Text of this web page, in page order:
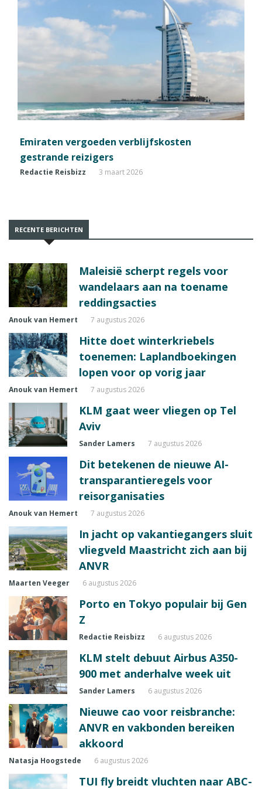
Emiraten vergoeden verblijfskosten
gestrande reizigers
Redactie Reisbizz 3 maart 2026
RECENTE BERICHTEN
Maleisië scherpt regels voor
wandelaars aan na toename
reddingsacties
Anouk van Hemert 7 augustus 2026
Hitte doet winterkriebels
toenemen: Laplandboekingen
lopen voor op vorig jaar
Anouk van Hemert 7 augustus 2026
KLM gaat weer vliegen op Tel
Aviv
Sander Lamers 7 augustus 2026
Dit betekenen de nieuwe AI-
transparantieregels voor
reisorganisaties
Anouk van Hemert 7 augustus 2026
In jacht op vakantiegangers sluit
vliegveld Maastricht zich aan bij
ANVR
Maarten Veeger 6 augustus 2026
Porto en Tokyo populair bij Gen
Z
Redactie Reisbizz 6 augustus 2026
KLM stelt debuut Airbus A350-
900 met anderhalve week uit
Sander Lamers 6 augustus 2026
Nieuwe cao voor reisbranche:
ANVR en vakbonden bereiken
akkoord
Natasja Hoogstede 6 augustus 2026
TUI fly breidt vluchten naar ABC-